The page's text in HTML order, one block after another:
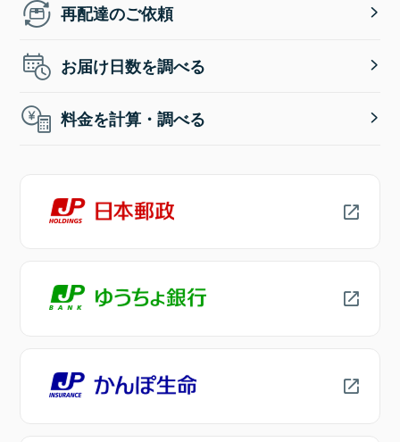
再配達のご依頼
お届け日数を調べる
料金を計算・調べる